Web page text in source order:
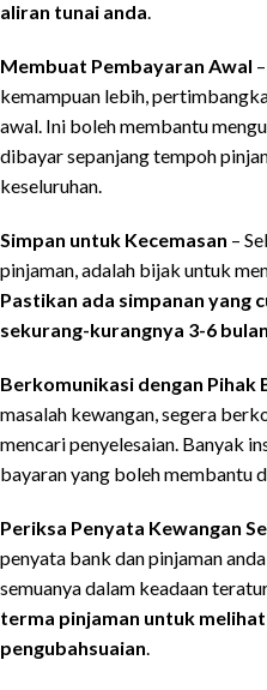
aliran tunai anda
Membuat Pembayaran Awal
kemampuan lebih,
awal. Ini boleh membantu
dibayar sepanjang tempoh
keseluruhan.
Simpan untuk Kecemasan –
pinjaman, adalah bijak untuk
Pastikan ada simpanan yang
sekurang-kurangnya 3-6
Berkomunikasi dengan Pihak
masalah kewangan, segera
mencari penyelesaian. Banyak
bayaran yang boleh membantu
Periksa Penyata Kewangan
penyata bank dan pinjaman
semuanya dalam keadaan
terma pinjaman untuk
pengubahsuaian